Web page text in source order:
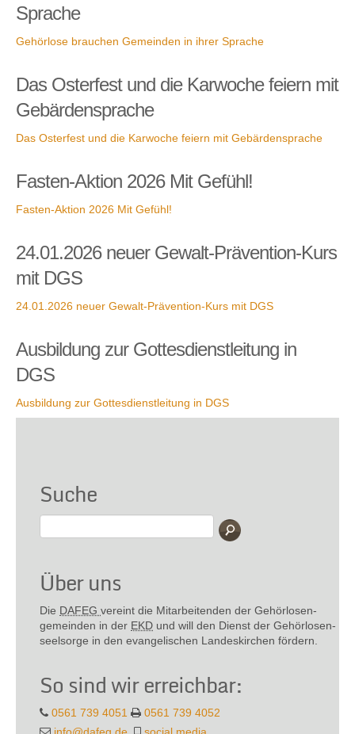
Sprache
Gehörlose brauchen Gemeinden in ihrer Sprache
Das Osterfest und die Karwoche feiern mit
Gebärdensprache
Das Osterfest und die Karwoche feiern mit Gebärdensprache
Fasten-Aktion 2026 Mit Gefühl!
Fasten-Aktion 2026 Mit Gefühl!
24.01.2026 neuer Gewalt-Prävention-Kurs
mit DGS
24.01.2026 neuer Gewalt-Prävention-Kurs mit DGS
Ausbildung zur Gottesdienstleitung in
DGS
Ausbildung zur Gottesdienstleitung in DGS
Suche
Über uns
Die DAFEG vereint die Mitarbeitenden der Gehör­losen­
gemeinden in der EKD und will den Dienst der Gehör­losen­
seel­sorge in den evange­lischen Landes­kirchen fördern.
So sind wir erreichbar:
0561 739 4051
0561 739 4052